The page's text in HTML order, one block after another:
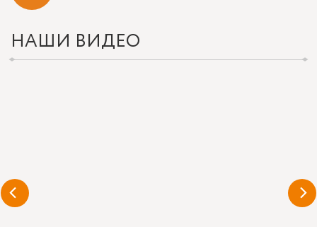
НАШИ ВИДЕО